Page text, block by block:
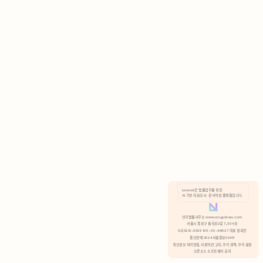
분석 쿠키 허용
Lawvot은 법률업무를 위한
AI 기반 자료조사 · 문서작성 플랫폼입니다.
안국법률사무소 www.anguklaw.com
서울시 종로구 율곡로2길 7, 304호
02)3210-3330 105-05-48527 대표 정희찬
통신판매 2024서울종로0248
개인정보 처리방침, 이용약관 고지, 쿠키 정책, 쿠키 설정
오픈소스 소프트웨어 공지